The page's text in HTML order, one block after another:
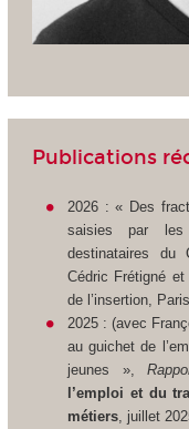
Publications
2026 : « Des
saisies par les
destinataires du
Cédric Frétigné
de l’insertion ,
2025 : (avec
au guichet de
jeunes »,
l’emploi et du
métiers , juillet